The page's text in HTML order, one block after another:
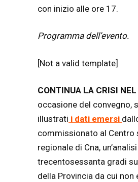
con inizio alle ore 17.
Programma dell’evento.
[Not a valid template]
CONTINUA LA CRISI
occasione del convegno,
illustrati i dati emersi
commissionato al Centro
regionale di Cna,
trecentosessanta gradi
della Provincia da cui non